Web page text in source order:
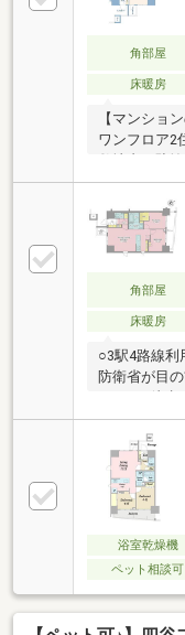
角部屋
床暖房
【マンショ
ワンフロア2
ス設置あり◆
付きインタ
間ゴミ出し
角住戸につ
3口ガスコ
所には三面
(ミストサウ
能・手洗い
角部屋
床暖房
○3駅4路線
防衛省が目
季折々の自
ケーション
トの足洗い
き・2重オ
宅配ボック
ィスポーザ
（ミストサ
ニ、飲食店
浴室乾燥機
ペット相談可